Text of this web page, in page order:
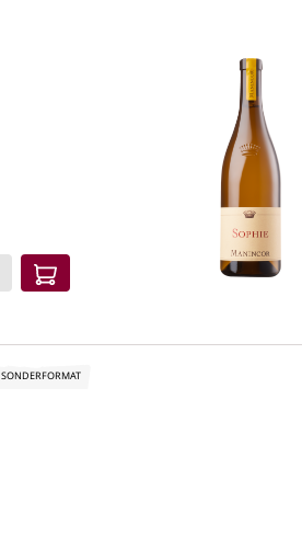
SONDERFORMAT